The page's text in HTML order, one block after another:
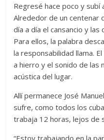
Regresé hace poco y
Alrededor de un centenar
día a día el cansancio y las
Para ellos, la palabra
la responsabilidad llama.
a hierro y el sonido de las
acústica del lugar.
Allí permanece José
sufre, como todos los
trabaja 12 horas, lejos de
“Estoy trabajando en la